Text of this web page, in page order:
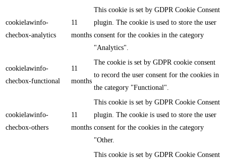
cookielawinfo-
checbox-analytics
11
months
This cookie is set by GDPR Cookie Consent
plugin. The cookie is used to store the user
consent for the cookies in the category
"Analytics".
cookielawinfo-
checbox-functional
11
months
The cookie is set by GDPR cookie consent
to record the user consent for the cookies in
the category "Functional".
cookielawinfo-
checbox-others
11
months
This cookie is set by GDPR Cookie Consent
plugin. The cookie is used to store the user
consent for the cookies in the category
"Other.
This cookie is set by GDPR Cookie Consent